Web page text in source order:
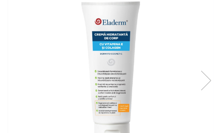
Produse pentru pete pigmentare